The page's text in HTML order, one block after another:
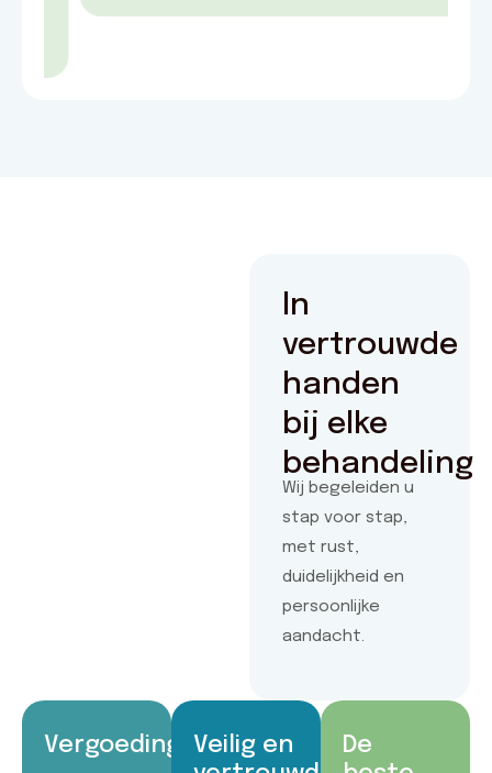
In
vertrouwde
handen
bij elke
behandeling
Wij begeleiden u
stap voor stap,
met rust,
duidelijkheid en
persoonlijke
aandacht.
VergoedingenVeilig en
De